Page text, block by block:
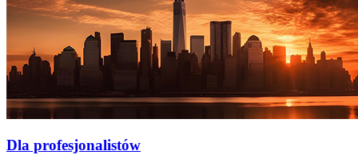
Dla profesjonalistów